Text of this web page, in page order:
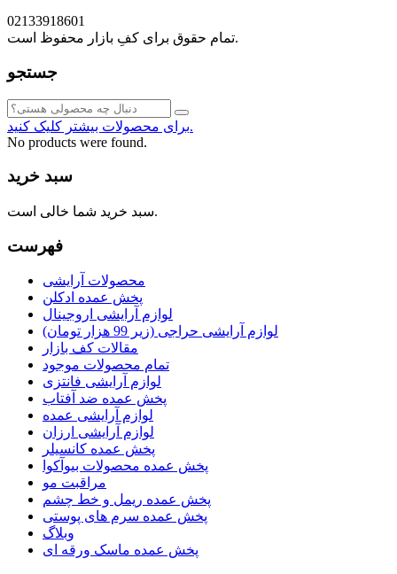
02133918601
تمام حقوق برای کفِ بازار محفوظ است.
جستجو
برای محصولات بیشتر کلیک کنید.
No products were found.
سبد خرید
سبد خرید شما خالی است.
فهرست
محصولات آرایشی
پخش عمده ادکلن
لوازم آرایشی اروجینال
لوازم آرایشی حراجی (زیر 99 هزار تومان)
مقالات کف بازار
تمام محصولات موجود
لوازم آرایشی فانتزی
پخش عمده ضد آفتاب
لوازم آرایشی عمده
لوازم آرایشی ارزان
پخش عمده کانسیلر
پخش عمده محصولات بیوآکوا
مراقبت مو
پخش عمده ریمل و خط چشم
پخش عمده سرم های پوستی
وبلاگ
پخش عمده ماسک ورقه ای